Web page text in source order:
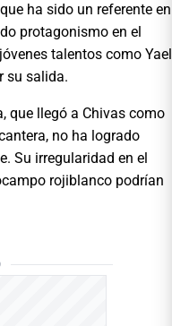
ha sido un referente en
protagonismo en el
talentos como Yael
su salida.
que llegó a Chivas como
no ha logrado
Su irregularidad en el
rojiblanco podrían